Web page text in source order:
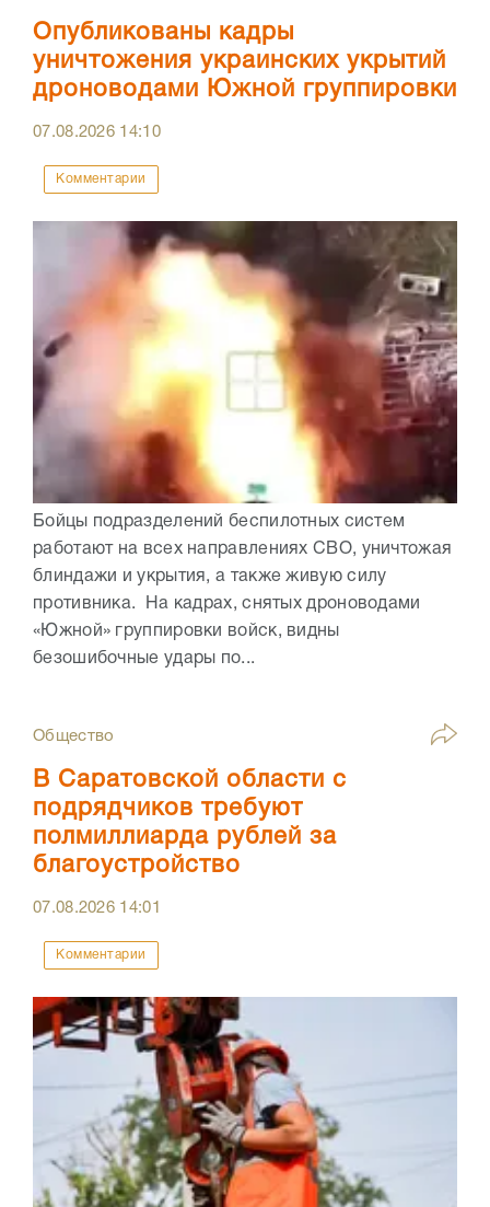
Опубликованы кадры
уничтожения украинских укрытий
дроноводами Южной группировки
07.08.2026 14:10
Комментарии
Бойцы подразделений беспилотных систем
работают на всех направлениях СВО, уничтожая
блиндажи и укрытия, а также живую силу
противника. На кадрах, снятых дроноводами
«Южной» группировки войск, видны
безошибочные удары по...
Общество
В Саратовской области с
подрядчиков требуют
полмиллиарда рублей за
благоустройство
07.08.2026 14:01
Комментарии